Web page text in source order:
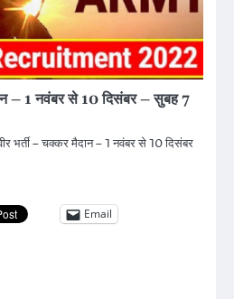
– 1 नवंबर से 10 दिसंबर – सुबह 7
भर्ती – चक्कर मैदान – 1 नवंबर से 10 दिसंबर
Email